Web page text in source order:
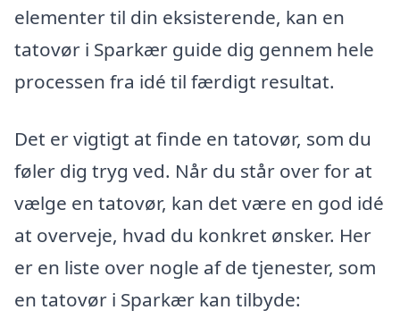
elementer til din eksisterende, kan en
tatovør i Sparkær guide dig gennem hele
processen fra idé til færdigt resultat.
Det er vigtigt at finde en tatovør, som du
føler dig tryg ved. Når du står over for at
vælge en tatovør, kan det være en god idé
at overveje, hvad du konkret ønsker. Her
er en liste over nogle af de tjenester, som
en tatovør i Sparkær kan tilbyde: